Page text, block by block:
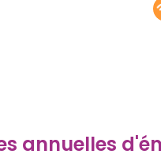
annuelles